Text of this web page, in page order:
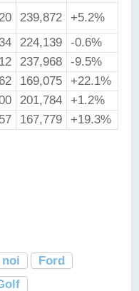
239,872
+5.2%
224,139
-0.6%
237,968
-9.5%
169,075
+22.1%
201,784
+1.2%
167,779 +19.3%
Ford